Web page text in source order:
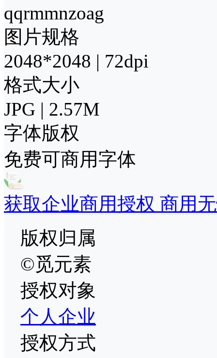
qqrmmnzoag
图片规格
2048*2048 | 72dpi
格式大小
JPG | 2.57M
字体版权
免费可商用字体
获取企业商用授权 商用
版权归属
©觅元素
授权对象
个人企业
授权方式